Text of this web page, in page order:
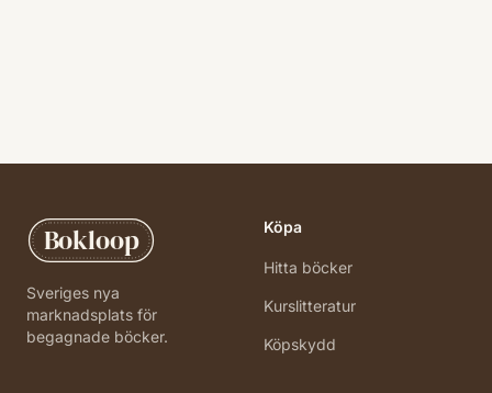
Bokloop
Sveriges nya
marknadsplats för
begagnade böcker.
Köpa
Hitta böcker
Kurslitteratur
Köpskydd